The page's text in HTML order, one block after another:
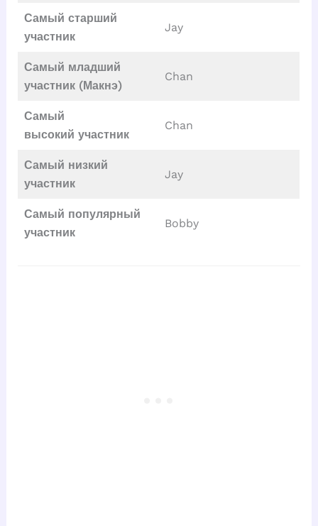
Самый старший
участник
Jay
Самый младший
участник (Макнэ)
Chan
Самый
высокий участник
Chan
Самый низкий
участник
Jay
Самый популярный
участник
Bobby